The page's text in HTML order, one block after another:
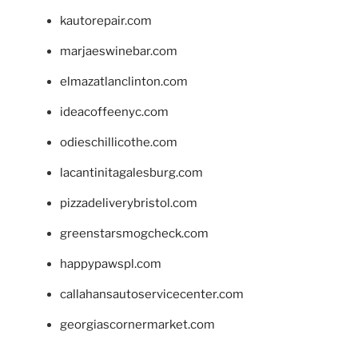
kautorepair.com
marjaeswinebar.com
elmazatlanclinton.com
ideacoffeenyc.com
odieschillicothe.com
lacantinitagalesburg.com
pizzadeliverybristol.com
greenstarsmogcheck.com
happypawspl.com
callahansautoservicecenter.com
georgiascornermarket.com